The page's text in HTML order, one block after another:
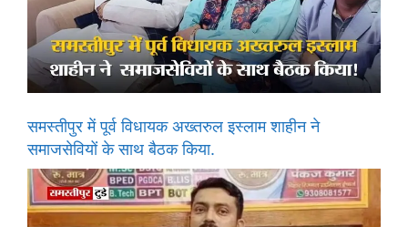
समस्तीपुर में पूर्व विधायक अख्तरुल इस्लाम शाहीन ने
समाजसेवियों के साथ बैठक किया.